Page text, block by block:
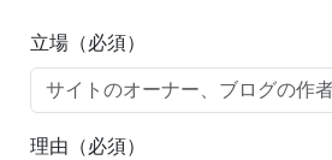
立場（必須）
理由（必須）